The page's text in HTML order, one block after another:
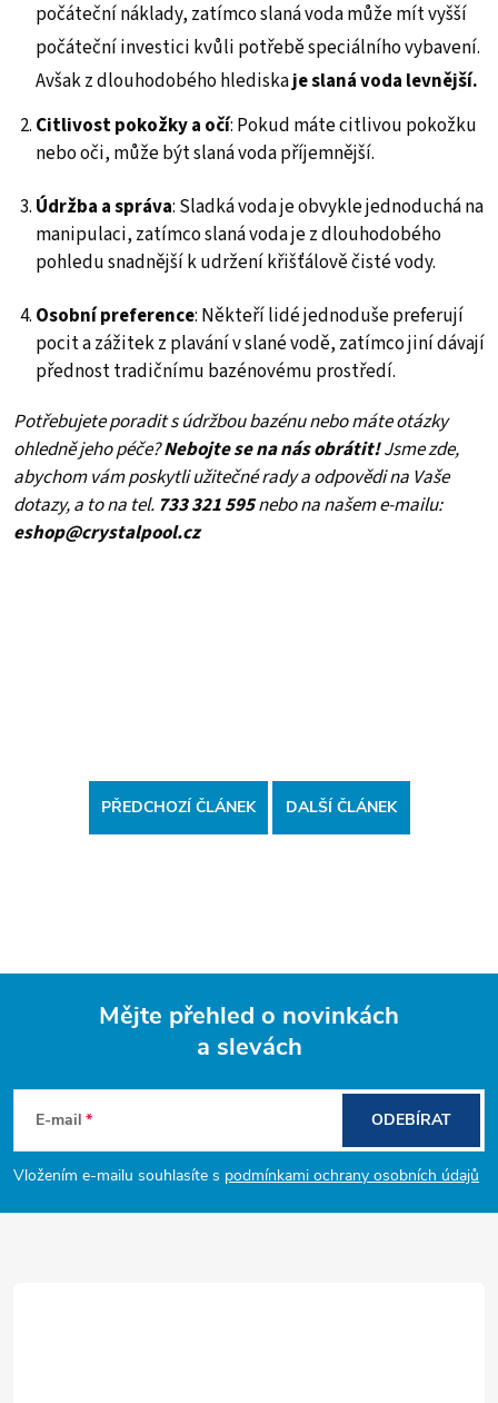
počáteční náklady, zatímco slaná voda může mít vyšší
počáteční investici kvůli potřebě speciálního vybavení.
Avšak z dlouhodobého hlediskaje slaná voda levnější.
Citlivost pokožky a očí: Pokud máte citlivou pokožku
nebo oči, může být slaná voda příjemnější.
Údržba a správa: Sladká voda je obvykle jednoduchá na
manipulaci, zatímco slaná voda je z dlouhodobého
pohledu snadnější k udržení křišťálově čisté vody.
Osobní preference: Někteří lidé jednoduše preferují
pocit a zážitek z plavání v slané vodě, zatímco jiní dávají
přednost tradičnímu bazénovému prostředí.
Potřebujete poradit s údržbou bazénu nebo máte otázky
ohledně jeho péče?Nebojte se na nás obrátit!Jsme zde,
abychom vám poskytli užitečné rady a odpovědi na Vaše
dotazy, a to na tel. 733 321 595nebo na našem e-mailu:
eshop@crystalpool.cz
PŘEDCHOZÍ ČLÁNEK DALŠÍ ČLÁNEK
p
Mějte přehled o novinkách
a slevách
E-mail
Vložením e-mailu souhlasíte s podmínkami ochrany osobních údajů
ODEBÍRAT